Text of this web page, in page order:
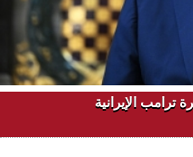
ترامب الإيرانية